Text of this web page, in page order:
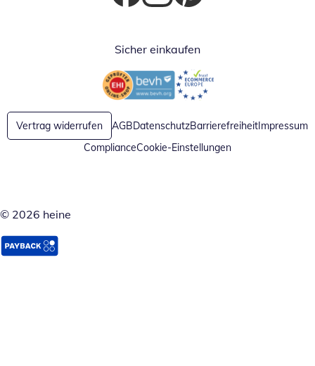
Öffnet in neuem Fenster
Öffnet in neuem Fenster
Öffnet in neuem Fenster
Sicher einkaufen
Öffnet in neuem FensterÖffnet in neuem Fenster
Vertrag widerrufen AGBDatenschutzBarrierefreiheitImpressum
ComplianceCookie-Einstellungen
© 2026 heine